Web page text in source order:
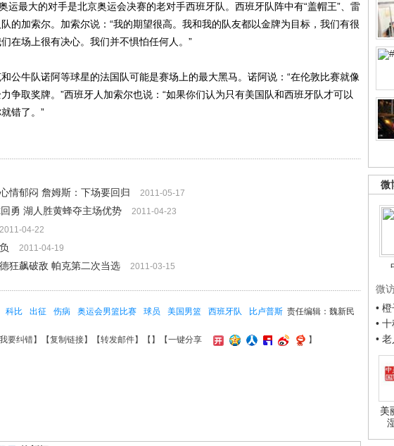
微
微
•
•
•
美
最大的对手是北京奥运会决赛的老对手西班牙队。西班牙队阵中有“盖帽王”、雷
的加索尔。加索尔说：“我的期望很高。我和我的队友都以金牌为目标，我们有很
在场上很有决心。我们并不惧怕任何人。”
牛队诺阿等球星的法国队可能是赛场上的最大黑马。诺阿说：“在伦敦比赛就像
争取奖牌。”西班牙人加索尔也说：“如果你们认为只有美国队和西班牙队才可以
错了。”
情郁闷 詹姆斯：下场要回归
2011-05-17
勇 湖人胜黄蜂夺主场优势 2011-04-23
2011-04-22
2011-04-19
狂飙破敌 帕克第二次当选 2011-03-15
责任编辑：魏新民
科比 出征 伤病 奥运会男篮比赛 球员 美国男篮 西班牙队 比卢普斯
我要纠错】【复制链接】【转发邮件】【 】 【一键分享 】